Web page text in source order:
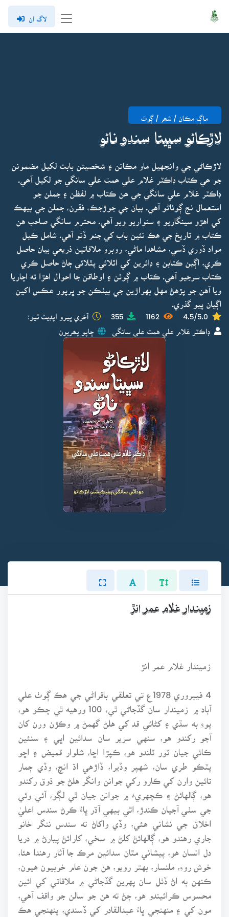
لاگ ان
ماڳ مڪان / شھر / ڳوٺ
لاڙڪاڻو سڀيتا سندو ناڻو
لاڙڪاڻي جي وانجهيل ماو مڪانن ۽ شخصيتن بابت لکيل مضمونن
جو ھي ڪتاب ڊاڪٽر غلام علي ھمت علي سانگي جو لکيل آھي.
ڊاڪٽر غلام علي سانگي جي ھن ڪتاب ۾ لفظن ۽ جملن جو
استعمال نج ڳوٺاڻو آهي. بيان جي جوڙجڪ، فقرن، جملن جي بيهڪ
کي اهڙو سينگاريو ۽ سنواريو ويو آهي. محترم سانگي صاحب هن
ڪتاب ۾ تاريخ جي هڪ نئين باب کي جنم ڏنو آهي. شامل ڪيل
مواد ڏوري ڏسي، مشاهدا ماڻي، روبرو ملاقاتين ذريعي بيان حاصل
ڪري، اڳين ڪتابن ۽ ڊائرين کي اٿلائي پٿلائي ڄاڻ حاصل ڪري
ڪتاب سرجيو آهي. ڪتاب ۾ ڳوٺن ۽ اوطاقن جا احوال اهڙا ته اچاريا
ويا آهن جو پڙهڻ مهل ٻهراڙين جي بيٺڪن جو ڀرپور عڪس اکين
اڳيان پيو گذري.
4.5/5.0
1162
355 آخري ڀيرو اپڊيٽ ٿيو:
ڊاڪٽر غلام علي همت علي سانگي ڇاپو پھريون
زميندار غلام عمر انڙ
زميندار غلام عمر انڙ
4 فيبروري 1978ع تي تعلقي باقراڻي جي هڪ ڳوٺ علي
پوءِ به سڌي ۽ کڻائي قد کي هلڻ گهمڻ ۾ وڪڙن ورن کان
آجو رکندو هو، سنهي سرير سان سدائين اڀي ۽ سنئين
ڪاٺي جيان ٽور ٽلندو هو، ڪپڙا اڇا، شلوار قميض ۽ اڇو
پٽڪو طري سان، شهپر وڏيرا، ڏاڙهي اڌ انچ، وڏي ڄمار
تائين وارن کي ڪارو رکي جوانن وانگر هلڻ جو ذوق رکندو
هو، ڳالهائڻ ۽ ڪچهريءَ ۾ جوانن جيان ٿي لڳو، آئي وئي
جي سٺي آجيان ڪندڙ، اٿي بيهي آڌر ڀاءُ ڪرڻ سندس اعليٰ
اخلاق جي نشاني هئي، وڏي واکاڻ ته سندس ننگر خانو
جاري رهندو هو، ڳالهائڻ کلڻ ۾ سخي، کارائڻ پيارڻ ۾ دريا
دل انسان هو، پيشاني مٿان سدائين مرڪ جا آثار رهندا هئا،
خوش روءِ، ملنسار، بهتر رويو، هن جون عام خوبيون هيون،
ڪنهن به اڻ ڏٺل سان پهرين گڏجاڻي ۾ ملاقاتي کي ائين
محسوس ڪرائيندو هو، ڄڻ ته هن جو سالن جو واقف آهي،
مون کي ۽ منهنجي ڀاءُ عبدالقادر کي ڏسندي، پنهنجي هڪ